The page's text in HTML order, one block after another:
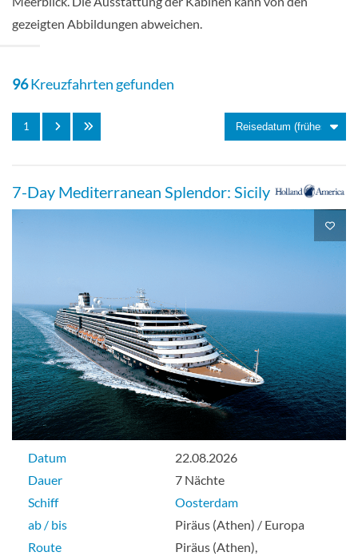
Hauptdeck
Obere Promenade
Aussenkabine
Große Kabine mit Meerblick
(vollkommen eingeschränkte Sicht)-[H]
Obere Promenade
Aussenkabine
gezeigten Abbildungen abweichen.
96Kreuzfahrten gefunden
1
7-Day Mediterranean Splendor: Sicily
Datum
22.08.2026
Dauer
7 Nächte
Schiff
Oosterdam
ab / bis
Piräus (Athen) / Europa
Route
Piräus (Athen),